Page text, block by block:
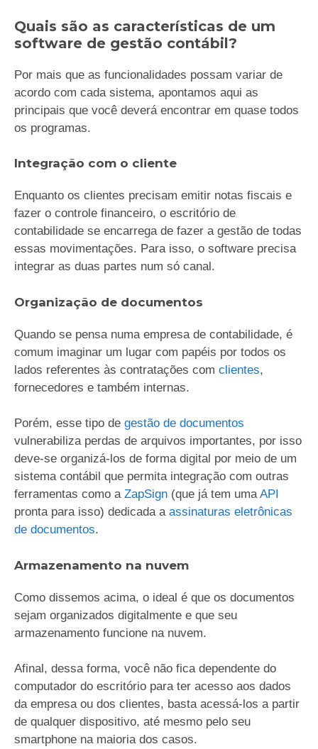
Quais são as características de um
software de gestão contábil?
Por mais que as funcionalidades possam variar de
acordo com cada sistema, apontamos aqui as
principais que você deverá encontrar em quase todos
os programas.
Integração com o cliente
Enquanto os clientes precisam emitir notas fiscais e
fazer o controle financeiro, o escritório de
contabilidade se encarrega de fazer a gestão de todas
essas movimentações. Para isso, o software precisa
integrar as duas partes num só canal.
Organização de documentos
Quando se pensa numa empresa de contabilidade, é
comum imaginar um lugar com papéis por todos os
lados referentes às contratações com clientes,
fornecedores e também internas.
Porém, esse tipo de gestão de documentos
vulnerabiliza perdas de arquivos importantes, por isso
deve-se organizá-los de forma digital por meio de um
sistema contábil que permita integração com outras
ferramentas como aZapSign (que já tem umaAPI
pronta para isso) dedicada aassinaturas eletrônicas
de documentos.
Armazenamento na nuvem
Como dissemos acima, o ideal é que os documentos
sejam organizados digitalmente e que seu
armazenamento funcione na nuvem.
Afinal, dessa forma, você não fica dependente do
computador do escritório para ter acesso aos dados
da empresa ou dos clientes, basta acessá-los a partir
de qualquer dispositivo, até mesmo pelo seu
smartphone na maioria dos casos.